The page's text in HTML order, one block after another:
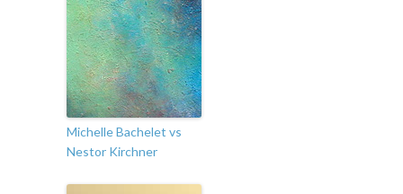
Michelle Bachelet vs
Nestor Kirchner